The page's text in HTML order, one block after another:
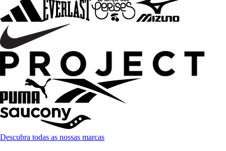
Descubra todas as nossas marcas